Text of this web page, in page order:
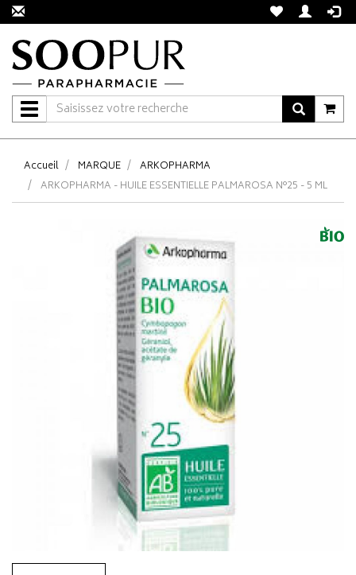
Navigation
Accueil MARQUE
ARKOPHARMA
ARKOPHARMA - HUILE ESSENTIELLE PALMAROSA N°25 - 5 ML